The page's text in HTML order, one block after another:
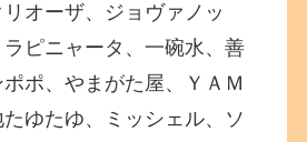
オーザ、ジョヴァノッ
ラピニャータ、一碗水、善
ポ、やまがた屋、ＹＡＭ
ゆたゆ、ミッシェル、ソ